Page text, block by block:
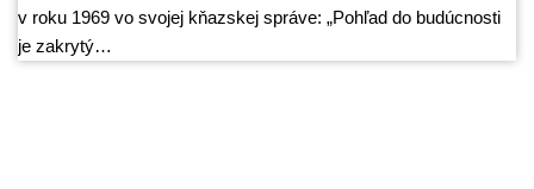
v roku 1969 vo svojej kňazskej správe: „Pohľad do budúcnosti
je zakrytý…